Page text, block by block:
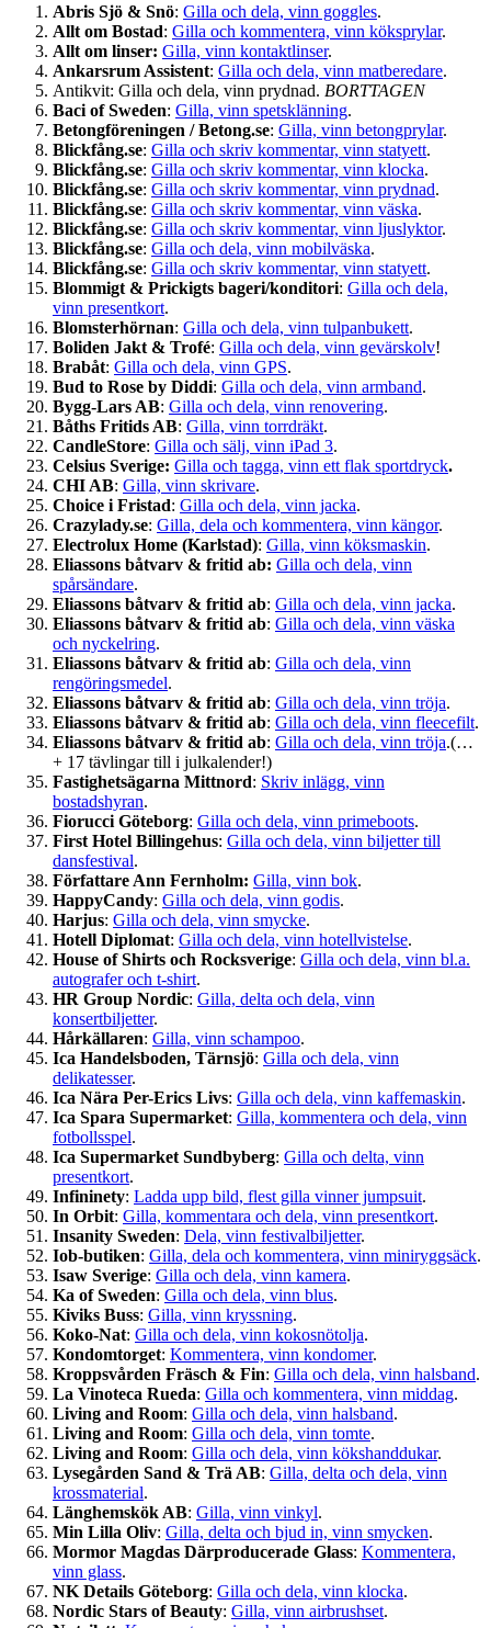
Abris Sjö & Snö: Gilla och dela, vinn goggles.
Allt om Bostad: Gilla och kommentera, vinn köksprylar.
Allt om linser: Gilla, vinn kontaktlinser.
Ankarsrum Assistent: Gilla och dela, vinn matberedare.
Antikvit: Gilla och dela, vinn prydnad. BORTTAGEN
Baci of Sweden: Gilla, vinn spetsklänning.
Betongföreningen / Betong.se: Gilla, vinn betongprylar.
Blickfång.se: Gilla och skriv kommentar, vinn statyett.
Blickfång.se: Gilla och skriv kommentar, vinn klocka.
Blickfång.se: Gilla och skriv kommentar, vinn prydnad.
Blickfång.se: Gilla och skriv kommentar, vinn väska.
Blickfång.se: Gilla och skriv kommentar, vinn ljuslyktor.
Blickfång.se: Gilla och dela, vinn mobilväska.
Blickfång.se: Gilla och skriv kommentar, vinn statyett.
Blommigt & Prickigts bageri/konditori: Gilla och dela,
vinn presentkort.
Blomsterhörnan: Gilla och dela, vinn tulpanbukett.
Boliden Jakt & Trofé: Gilla och dela, vinn gevärskolv!
Brabåt: Gilla och dela, vinn GPS.
Bud to Rose by Diddi: Gilla och dela, vinn armband.
Bygg-Lars AB: Gilla och dela, vinn renovering.
Båths Fritids AB: Gilla, vinn torrdräkt.
CandleStore: Gilla och sälj, vinn iPad 3.
Celsius Sverige: Gilla och tagga, vinn ett flak sportdryck.
CHI AB: Gilla, vinn skrivare.
Choice i Fristad: Gilla och dela, vinn jacka.
Crazylady.se: Gilla, dela och kommentera, vinn kängor.
Electrolux Home (Karlstad): Gilla, vinn köksmaskin.
Eliassons båtvarv & fritid ab: Gilla och dela, vinn
spårsändare.
Eliassons båtvarv & fritid ab: Gilla och dela, vinn jacka.
Eliassons båtvarv & fritid ab: Gilla och dela, vinn väska
och nyckelring.
Eliassons båtvarv & fritid ab: Gilla och dela, vinn
rengöringsmedel.
Eliassons båtvarv & fritid ab: Gilla och dela, vinn tröja.
Eliassons båtvarv & fritid ab: Gilla och dela, vinn fleecefilt.
Eliassons båtvarv & fritid ab: Gilla och dela, vinn tröja.(…
+ 17 tävlingar till i julkalender!)
Fastighetsägarna Mittnord: Skriv inlägg, vinn
bostadshyran.
Fiorucci Göteborg: Gilla och dela, vinn primeboots.
First Hotel Billingehus: Gilla och dela, vinn biljetter till
dansfestival.
Författare Ann Fernholm: Gilla, vinn bok.
HappyCandy: Gilla och dela, vinn godis.
Harjus: Gilla och dela, vinn smycke.
Hotell Diplomat: Gilla och dela, vinn hotellvistelse.
House of Shirts och Rocksverige: Gilla och dela, vinn bl.a.
autografer och t-shirt.
HR Group Nordic: Gilla, delta och dela, vinn
konsertbiljetter.
Hårkällaren: Gilla, vinn schampoo.
Ica Handelsboden, Tärnsjö: Gilla och dela, vinn
delikatesser.
Ica Nära Per-Erics Livs: Gilla och dela, vinn kaffemaskin.
Ica Spara Supermarket: Gilla, kommentera och dela, vinn
fotbollsspel.
Ica Supermarket Sundbyberg: Gilla och delta, vinn
presentkort.
Infininety: Ladda upp bild, flest gilla vinner jumpsuit.
In Orbit: Gilla, kommentara och dela, vinn presentkort.
Insanity Sweden: Dela, vinn festivalbiljetter.
Iob-butiken: Gilla, dela och kommentera, vinn miniryggsäck.
Isaw Sverige: Gilla och dela, vinn kamera.
Ka of Sweden: Gilla och dela, vinn blus.
Kiviks Buss: Gilla, vinn kryssning.
Koko-Nat: Gilla och dela, vinn kokosnötolja.
Kondomtorget: Kommentera, vinn kondomer.
Kroppsvården Fräsch & Fin: Gilla och dela, vinn halsband.
La Vinoteca Rueda: Gilla och kommentera, vinn middag.
Living and Room: Gilla och dela, vinn halsband.
Living and Room: Gilla och dela, vinn tomte.
Living and Room: Gilla och dela, vinn kökshanddukar.
Lysegården Sand & Trä AB: Gilla, delta och dela, vinn
krossmaterial.
Länghemskök AB: Gilla, vinn vinkyl.
Min Lilla Oliv: Gilla, delta och bjud in, vinn smycken.
Mormor Magdas Därproducerade Glass: Kommentera,
vinn glass.
NK Details Göteborg: Gilla och dela, vinn klocka.
Nordic Stars of Beauty: Gilla, vinn airbrushset.